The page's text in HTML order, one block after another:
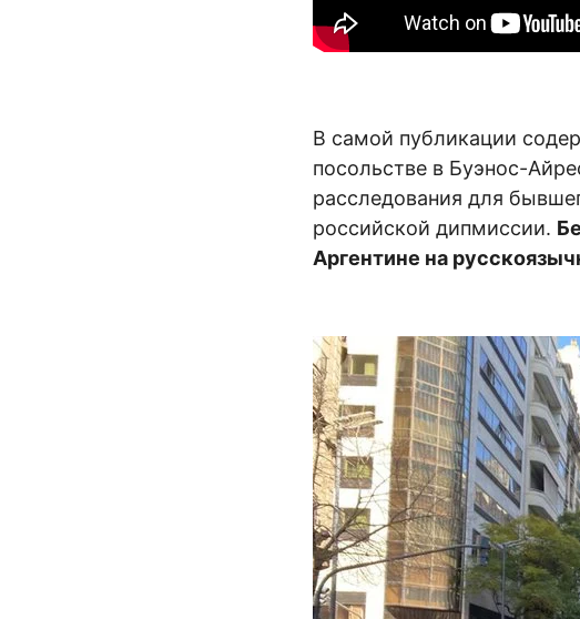
В самой публикации
посольстве в Буэнос-
расследования для
российской дипмиссии.
Аргентине на